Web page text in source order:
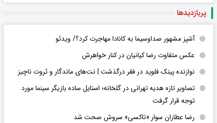
پربازدید‌ها
آشپز مشهور صداوسیما به کانادا مهاجرت کرد؟/ ویدئو
عکس متفاوت رضا کیانیان در کنار خواهرش
نوازنده پینک فلوید در فقر درگذشت | نت‌های ماندگار و ثروت ناچیز
تصاویر تازه هدیه تهرانی در گلخانه؛ استایل ساده بازیگر سینما مورد
توجه قرار گرفت
رضا عطاران سوار «تاکسی» سروش صحت شد